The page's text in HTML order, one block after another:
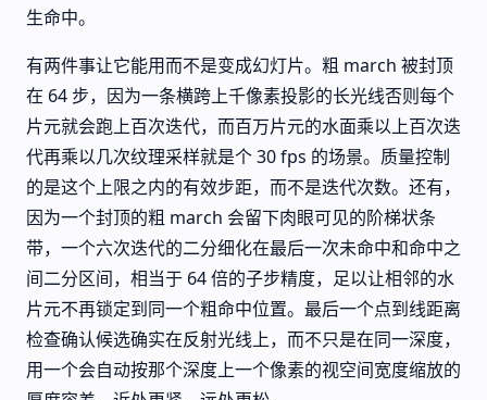
生命中。
有两件事让它能用而不是变成幻灯片。粗 march 被封顶
在 64 步，因为一条横跨上千像素投影的长光线否则每个
片元就会跑上百次迭代，而百万片元的水面乘以上百次迭
代再乘以几次纹理采样就是个 30 fps 的场景。质量控制
的是这个上限之内的有效步距，而不是迭代次数。还有，
因为一个封顶的粗 march 会留下肉眼可见的阶梯状条
带，一个六次迭代的二分细化在最后一次未命中和命中之
间二分区间，相当于 64 倍的子步精度，足以让相邻的水
片元不再锁定到同一个粗命中位置。最后一个点到线距离
检查确认候选确实在反射光线上，而不只是在同一深度，
用一个会自动按那个深度上一个像素的视空间宽度缩放的